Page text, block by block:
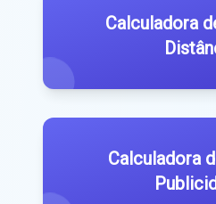
Calculadora
Calculadora